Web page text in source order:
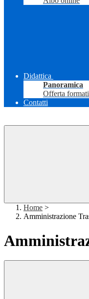
Didattica
Panoramica
Offerta
Contatti
Home >
Amministrazione